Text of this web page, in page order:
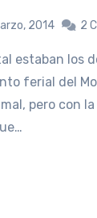
2014 2
ferial del
pero con